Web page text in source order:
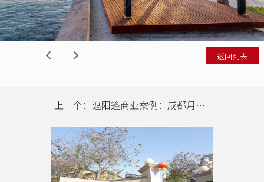
返回列表
上一个：遮阳篷商业案例：成都月圆霖休闲庄